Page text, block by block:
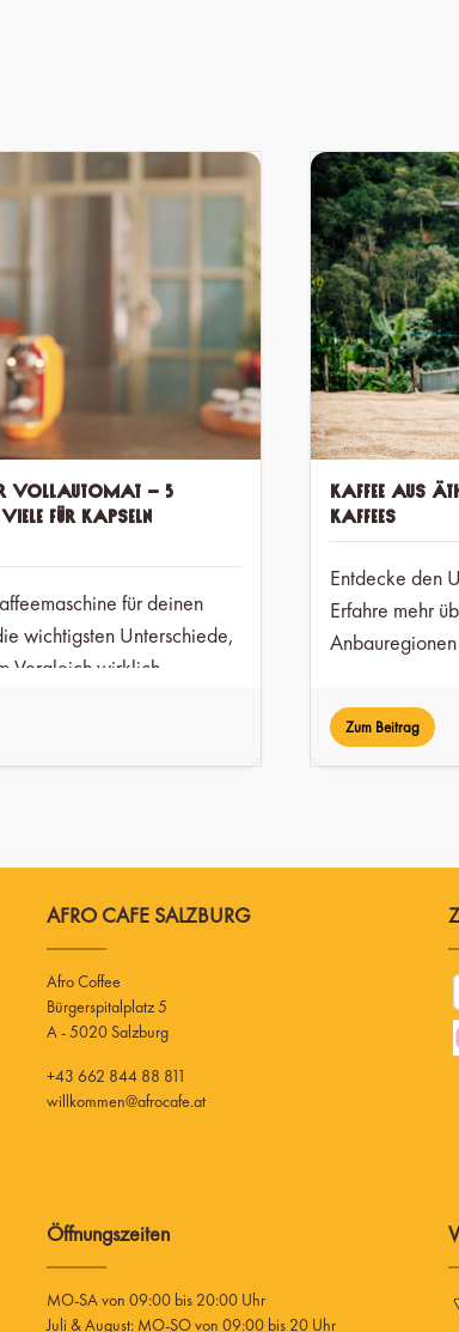
Vollautomat – 5
für Kapseln
für deinen
wichtigsten Unterschiede,
Vergleich wirklich
Kaffee aus
Kaffees
Entdecke den
Erfahre mehr
Zum Beitrag
AFRO CAFE SALZBURG
Afro Coffee
Bürgerspitalplatz 5
A - 5020 Salzburg
+43 662 844 88 811
willkommen@afrocafe.at
Öffnungszeiten
MO-SA von 09:00 bis 20:00 Uhr
Juli & August: MO-SO von 09:00 bis 20 Uhr